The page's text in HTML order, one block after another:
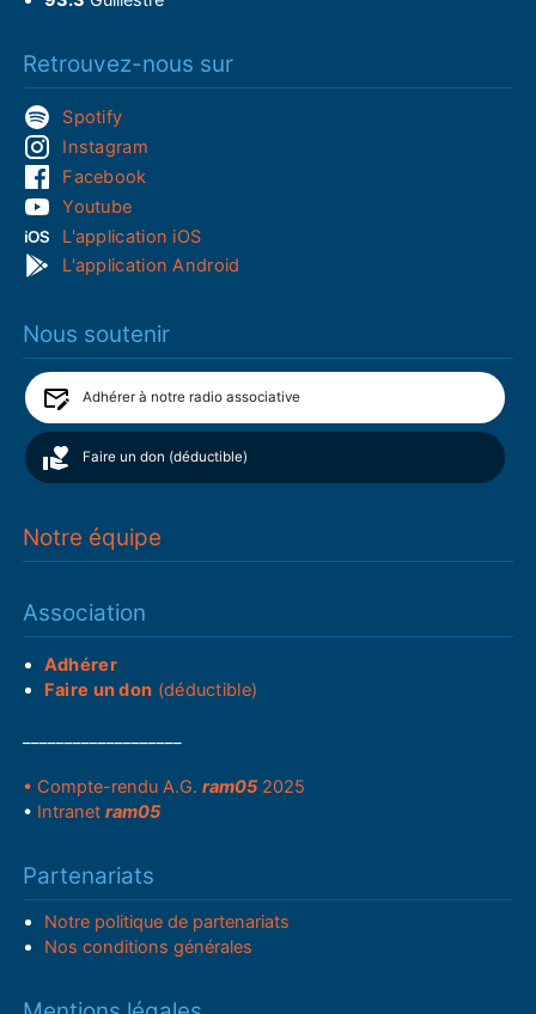
Retrouvez-nous sur
Spotify
Instagram
Facebook
Youtube
L'application iOS
L'application Android
Nous soutenir
Adhérer à notre radio associative
Faire un don (déductible)
Notre équipe
Association
Adhérer
Faire un don (déductible)
• Compte-rendu A.G.ram05 2025
• Intranetram05
Partenariats
Notre politique de partenariats
Nos conditions générales